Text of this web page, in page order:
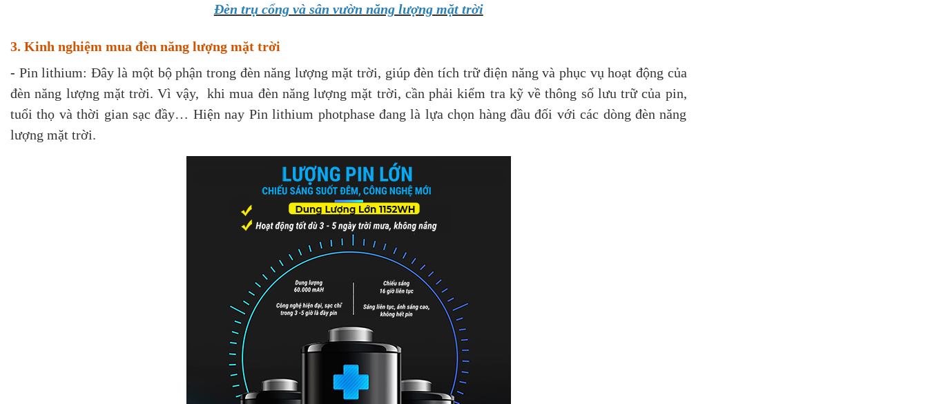
Đèn trụ cổng và sân vườn năng lượng mặt trời
3. Kinh nghiệm mua đèn năng lượng mặt trời
- Pin lithium: Đây là một bộ phận trong đèn năng lượng mặt trời, giúp đèn tích trữ điện năng và phục vụ hoạt động của
đèn năng lượng mặt trời. Vì vậy, khi mua đèn năng lượng mặt trời, cần phải kiểm tra kỹ về thông số lưu trữ của pin,
tuổi thọ và thời gian sạc đầy… Hiện nay Pin lithium photphase đang là lựa chọn hàng đầu đối với các dòng đèn năng
lượng mặt trời.